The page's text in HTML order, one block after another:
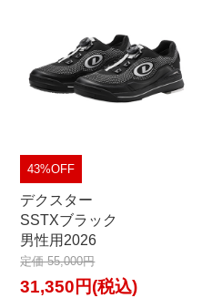
43%OFF
デクスター
SSTXブラック
男性用2026
定価 55,000円
31,350円(税込)